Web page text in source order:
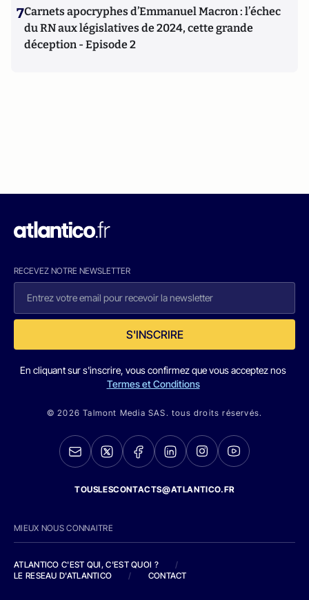
7Carnets apocryphes d’Emmanuel Macron : l’échec
du RN aux législatives de 2024, cette grande
déception - Episode 2
RECEVEZ NOTRE NEWSLETTER
S'INSCRIRE
En cliquant sur s'inscrire, vous confirmez que vous acceptez nos
Termes et Conditions
© 2026 Talmont Media SAS. tous droits réservés.
TOUSLESCONTACTS@ATLANTICO.FR
MIEUX NOUS CONNAITRE
ATLANTICO C'EST QUI, C'EST QUOI ?
/
LE RESEAU D'ATLANTICO
/ CONTACT